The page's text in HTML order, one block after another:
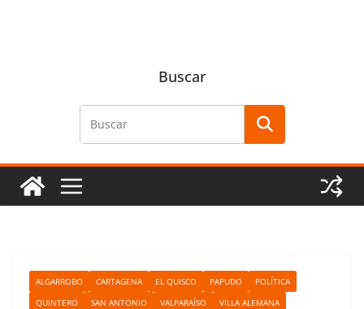
Buscar
ALGARROBO CARTAGENA EL QUISCO PAPUDO
POLÍTICA
QUINTERO
SAN ANTONIO VALPARAÍSO
VILLA ALEMANA